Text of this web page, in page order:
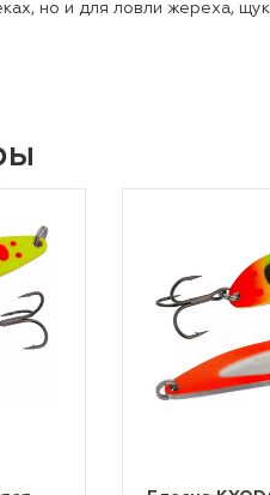
но и для ловли жереха,